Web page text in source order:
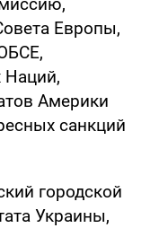
Европы,
Наций,
Америки
санкций
городской
Украины,